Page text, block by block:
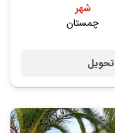
شهر
چمستان
تحویل